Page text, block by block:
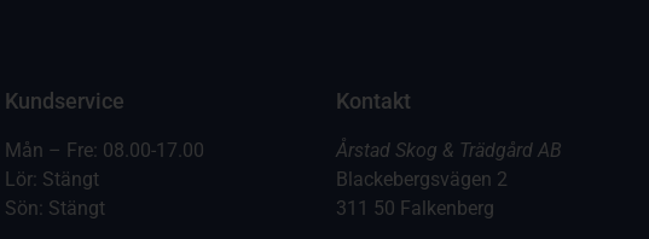
Kundservice
Mån – Fre: 08.00-17.00
Lör: Stängt
Sön: Stängt
Kontakt
Årstad Skog & Trädgård AB
Blackebergsvägen 2
311 50 Falkenberg